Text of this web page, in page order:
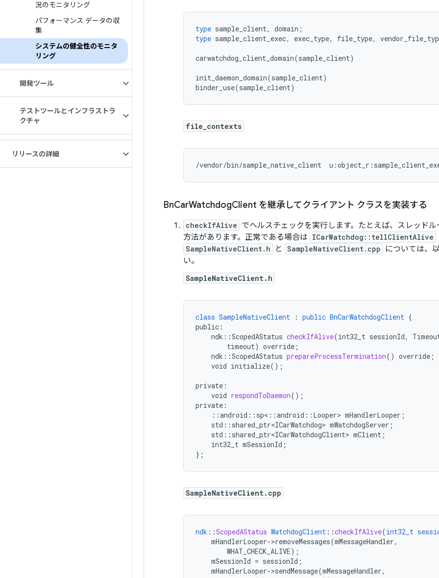
況のモニタリング
パフォーマンス データの収
集
システムの健全性のモニタ
リング
開発ツール
テストツールとインフラストラ
クチャ
リリースの詳細
type sample_client, domain ;
type sample_client_exec, exec_type, file_type,
carwatchdog_client_domain(sample_client)
init_daemon_domain(sample_client)
binder_use(sample_client)
file_contexts
/vendor/bin/sample_native_client
BnCarWatchdogClient を継承してクライアント クラスを実装する
checkIfAlive でヘルスチェックを実行します。たとえば、スレッド
方法があります。正常である場合は ICarWatchdog::tellClientAlive
SampleNativeClient.h と SampleNativeClient.cpp
については、
い。
SampleNativeClient.h
class SampleNativeClient : public BnCarWatchdogClient {
public :
ndk ::ScopedAStatus checkIfAlive(int32_t sessionId,
timeout) override ;
ndk : :ScopedAStatus prepareProcessTermination() override ;
void initialize() ;
private :
void respondToDaemon();
private :
::android :: sp< ::android :: Looper> mHandlerLooper ;
std : : shared_ptr<ICarWatchdog> mWatchdogServer ;
std : : shared_ptr<ICarWatchdogClient> mClient ;
int32_t mSessionId ;
} ;
SampleNativeClient.cpp
ndk ::ScopedAStatus WatchdogClient ::checkIfAlive(int32_t
mHandlerLooper->removeMessages(mMessageHandler,
WHAT_CHECK_ALIVE) ;
mSessionId = sessionId ;
mHandlerLooper->sendMessage(mMessageHandler,